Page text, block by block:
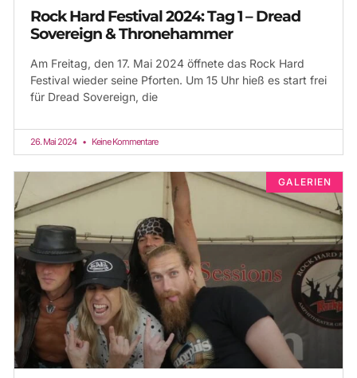
Rock Hard Festival 2024: Tag 1 – Dread
Sovereign & Thronehammer
Am Freitag, den 17. Mai 2024 öffnete das Rock Hard
Festival wieder seine Pforten. Um 15 Uhr hieß es start frei
für Dread Sovereign, die
26. Mai 2024 Keine Kommentare
GALERIEN